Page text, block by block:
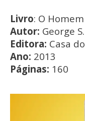
Livro: O
Autor: George
Editora: Casa
Ano: 2013
Páginas: 160